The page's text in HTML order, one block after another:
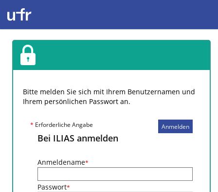
Bitte melden Sie sich mit Ihrem Benutzernamen und
Ihrem persönlichen Passwort an.
Anmelden
* Erforderliche Angabe
Bei ILIAS anmelden
Anmeldename*
Passwort*